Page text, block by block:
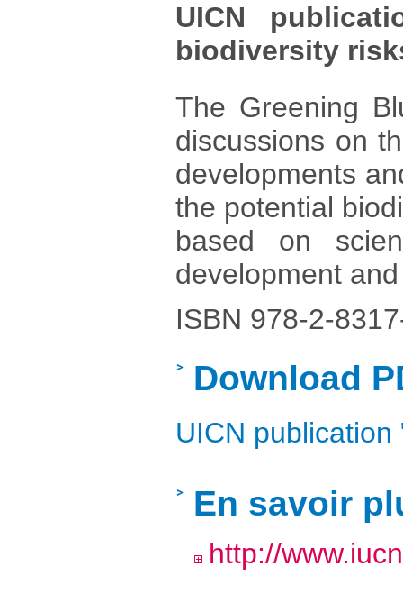
UICN
biodiversity
The Greening
discussions on
developments
the potential
based on
development
ISBN 978-2-
Download
UICN
En savoir
http://